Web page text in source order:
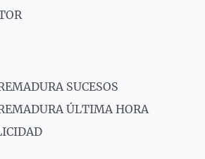
SUCESOS
ÚLTIMA HORA